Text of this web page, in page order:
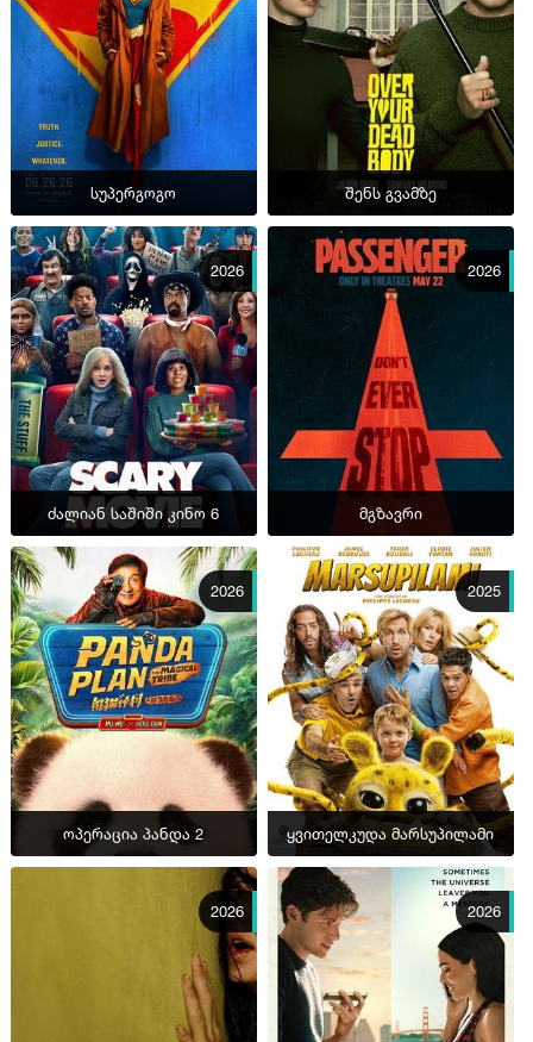
სუპერგოგო შენს გვამზე
2026
ძალიან საშიში კინო 6
2026
მგზავრი
2026
ოპერაცია პანდა 2
2025
ყვითელკუდა მარსუპილამი
2026 2026